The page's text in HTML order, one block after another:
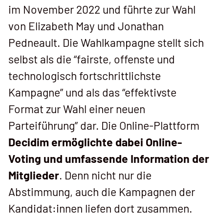
im November 2022 und führte zur Wahl
von Elizabeth May und Jonathan
Pedneault. Die Wahlkampagne stellt sich
selbst als die “fairste, offenste und
technologisch fortschrittlichste
Kampagne” und als das “effektivste
Format zur Wahl einer neuen
Parteiführung” dar. Die Online-Plattform
Decidim ermöglichte dabei Online-
Voting und umfassende Information der
Mitglieder. Denn nicht nur die
Abstimmung, auch die Kampagnen der
Kandidat:innen liefen dort zusammen.